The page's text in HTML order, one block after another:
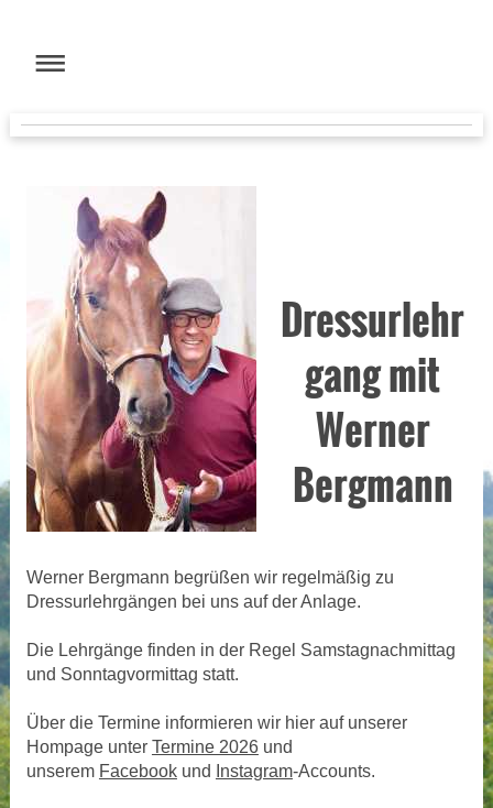
Dressurlehr
gang mit
Werner
Bergmann
Werner Bergmann begrüßen wir regelmäßig zu
Dressurlehrgängen bei uns auf der Anlage.
Die Lehrgänge finden in der Regel Samstagnachmittag
und Sonntagvormittag statt.
Über die Termine informieren wir hier auf unserer
Hompage unter Termine 2026und
unserem Facebookund Instagram-Accounts.